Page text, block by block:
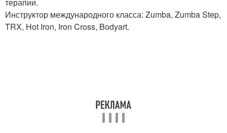
Инструктор международного класса: Zumba, Zumba Step,
TRX, Hot Iron, Iron Cross, Bodyart.